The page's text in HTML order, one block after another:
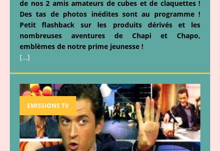
de nos 2 amis amateurs de cubes et de claquettes !
Des tas de photos inédites sont au programme !
Petit flashback sur les produits dérivés et les
nombreuses aventures de Chapi et Chapo,
emblèmes de notre prime jeunesse !
[…]
EMISSIONS TV